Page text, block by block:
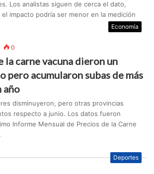
Los analistas siguen de cerca el dato,
impacto podría ser menor en la medición
Economía
0
la carne vacuna dieron un
pero acumularon subas de más
año
disminuyeron, pero otras provincias
respecto a junio. Los datos fueron
Informe Mensual de Precios de la Carne
Deportes